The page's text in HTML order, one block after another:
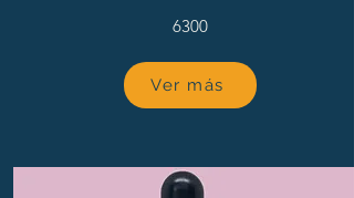
6300
Ver más